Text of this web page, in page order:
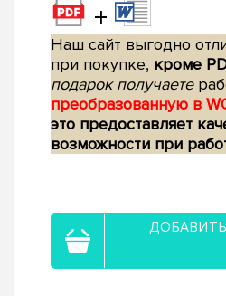
+
Наш сайт выгодно
при покупке, кроме
подарок получаете
преобразованную в
это предоставляет
возможности при